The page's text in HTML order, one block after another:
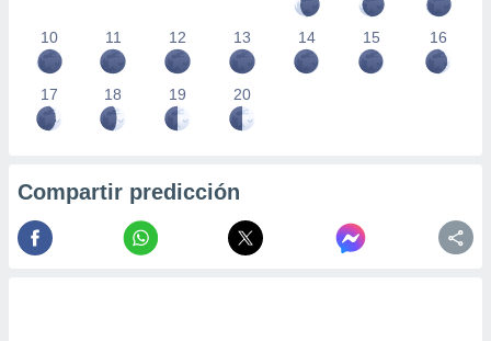
10 11 12 13 14 15 16
17 18 19 20
Compartir predicción